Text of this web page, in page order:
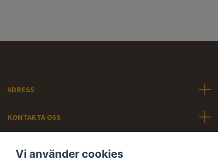
ADRESS
KONTAKTA OSS
Vi använder cookies